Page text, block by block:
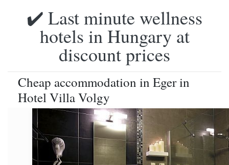
✔️ Last minute wellness
hotels in Hungary at
discount prices
Cheap accommodation in Eger in
Hotel Villa Volgy